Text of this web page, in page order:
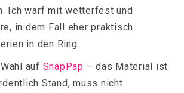
Ich warf mit wetterfest und
in dem Fall eher praktisch
in den Ring.
auf SnapPap – das Material ist
Stand, muss nicht